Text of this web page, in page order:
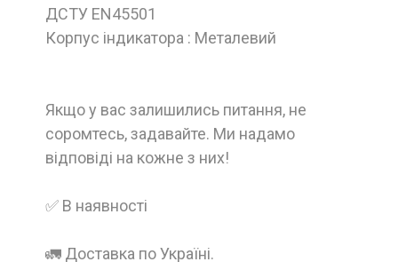
ДСТУ EN45501
Корпус індикатора : Металевий
Якщо у вас залишились питання, не
соромтесь, задавайте. Ми надамо
відповіді на кожне з них!
✅ В наявності
🚛 Доставка по Україні.